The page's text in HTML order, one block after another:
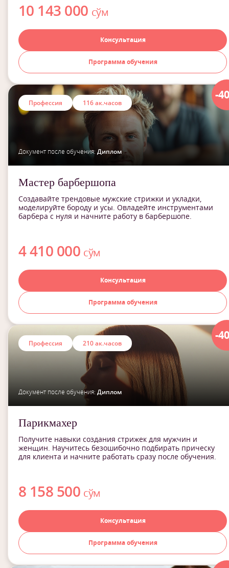
10 143 000 сўм
Консультация
Программа обучения
-
Профессия 116 ак.часов
Документ после обучения: Диплом
Мастер барбершопа
Создавайте трендовые мужские стрижки и укладки,
моделируйте бороду и усы. Овладейте инструментами
барбера с нуля и начните работу в барбершопе.
4 410 000 сўм
Консультация
Программа обучения
-
Профессия 210 ак.часов
Документ после обучения: Диплом
Парикмахер
Получите навыки создания стрижек для мужчин и
женщин. Научитесь безошибочно подбирать прическу
для клиента и начните работать сразу после обучения.
8 158 500 сўм
Консультация
Программа обучения